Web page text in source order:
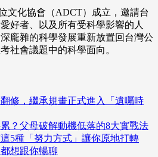
文化協會（ADCT）成立，邀請台
好者、以及所有受科學影響的人
龐雜的科學發展重新放置回台灣公
社會議題中的科學面向。
修，繼承規畫正式進入「遺囑時
？父母破解動機低落的8大實戰法
5種「努力方式」讓你原地打轉
想跟你暢聊